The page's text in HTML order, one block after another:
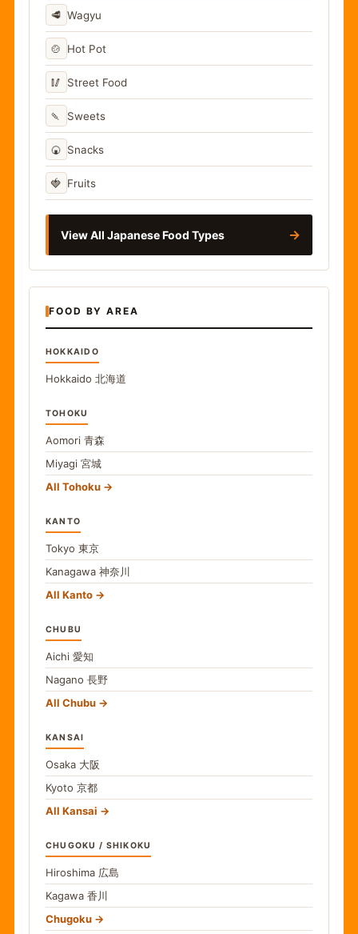
🥩 Wagyu
🍲 Hot Pot
🥢 Street Food
🍡 Sweets
🍘 Snacks
🍓 Fruits
View All Japanese Food Types →
FOOD BY AREA
HOKKAIDO
Hokkaido 北海道
TOHOKU
Aomori 青森
Miyagi 宮城
All Tohoku
KANTO
Tokyo 東京
Kanagawa 神奈川
All Kanto
CHUBU
Aichi 愛知
Nagano 長野
All Chubu
KANSAI
Osaka 大阪
Kyoto 京都
All Kansai
CHUGOKU / SHIKOKU
Hiroshima 広島
Kagawa 香川
Chugoku